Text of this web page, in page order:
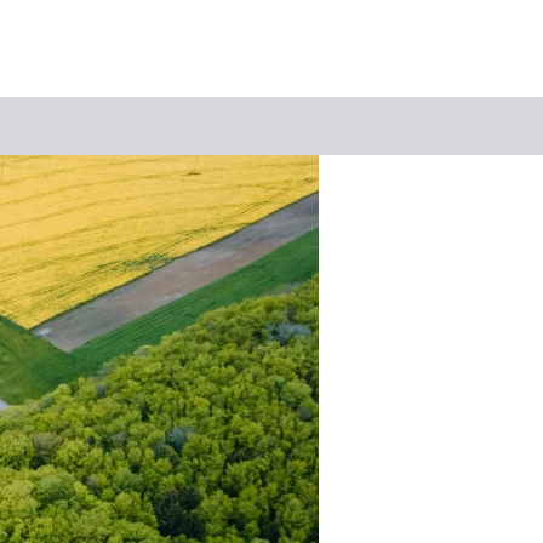
Suchbegriff
Das könnte Sie interessieren
Stadtführungen
Events & Tickets
Ausflugsziele
Erlebnisse
Wein
Radfahren
Wandern